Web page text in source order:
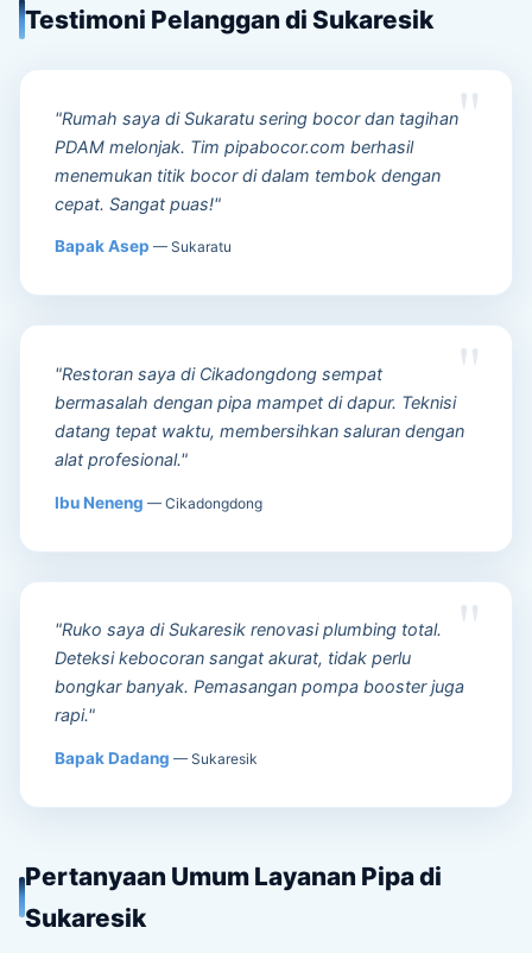
Testimoni Pelanggan di Sukaresik
"Rumah saya di Sukaratu sering bocor dan tagihan
PDAM melonjak. Tim pipabocor.com berhasil
menemukan titik bocor di dalam tembok dengan
cepat. Sangat puas!"
Bapak Asep — Sukaratu
"Restoran saya di Cikadongdong sempat
bermasalah dengan pipa mampet di dapur. Teknisi
datang tepat waktu, membersihkan saluran dengan
alat profesional."
Ibu Neneng — Cikadongdong
"Ruko saya di Sukaresik renovasi plumbing total.
Deteksi kebocoran sangat akurat, tidak perlu
bongkar banyak. Pemasangan pompa booster juga
rapi."
Bapak Dadang — Sukaresik
Pertanyaan Umum Layanan Pipa di
Sukaresik